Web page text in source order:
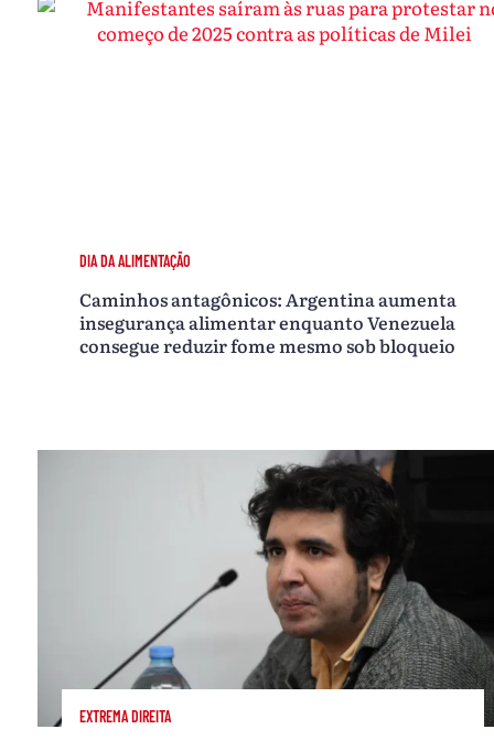
DIA DA ALIMENTAÇÃO
Caminhos antagônicos: Argentina aumenta
insegurança alimentar enquanto Venezuela
consegue reduzir fome mesmo sob bloqueio
EXTREMA DIREITA